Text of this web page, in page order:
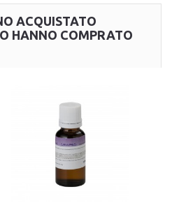
ACQUISTATO
HANNO COMPRATO